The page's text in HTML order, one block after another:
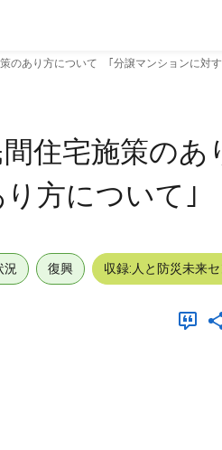
のあり方について ｢分譲マンションに対
住宅施策の
り方について
況 復興 収録:人と防災未来